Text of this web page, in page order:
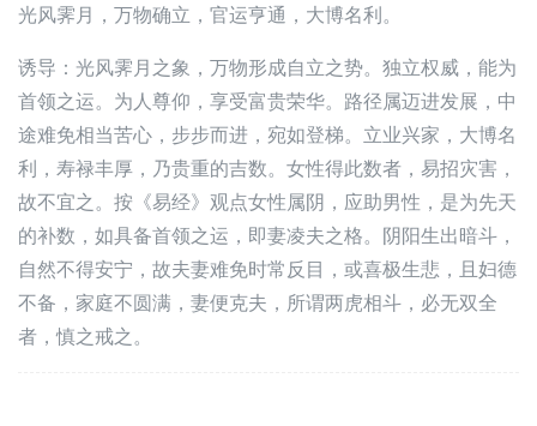
光风霁月，万物确立，官运亨通，大博名利。
诱导：光风霁月之象，万物形成自立之势。独立权威，能为
首领之运。为人尊仰，享受富贵荣华。路径属迈进发展，中
途难免相当苦心，步步而进，宛如登梯。立业兴家，大博名
利，寿禄丰厚，乃贵重的吉数。女性得此数者，易招灾害，
故不宜之。按《易经》观点女性属阴，应助男性，是为先天
的补数，如具备首领之运，即妻凌夫之格。阴阳生出暗斗，
自然不得安宁，故夫妻难免时常反目，或喜极生悲，且妇德
不备，家庭不圆满，妻便克夫，所谓两虎相斗，必无双全
者，慎之戒之。